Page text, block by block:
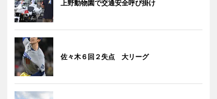
上野動物園で交通安全呼び掛け
佐々木６回２失点 大リーグ